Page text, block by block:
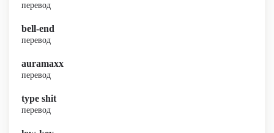
перевод
bell-end
перевод
auramaxx
перевод
type shit
перевод